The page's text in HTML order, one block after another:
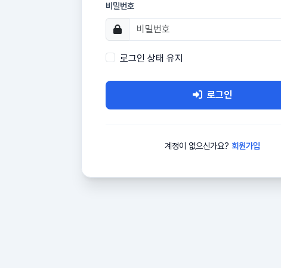
비밀번호
로그인 상태 유지
로그인
계정이 없으신가요? 회원가입